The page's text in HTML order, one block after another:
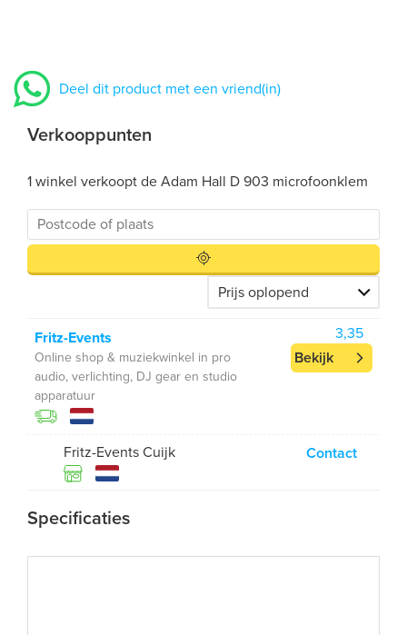
Deel dit product met een vriend(in)
Verkooppunten
1 winkel verkoopt de Adam Hall D 903 microfoonklem
Fritz-Events
Online shop & muziekwinkel in pro
audio, verlichting, DJ gear en studio
apparatuur
3,35
Bekijk
Fritz-Events Cuijk Contact
Specificaties